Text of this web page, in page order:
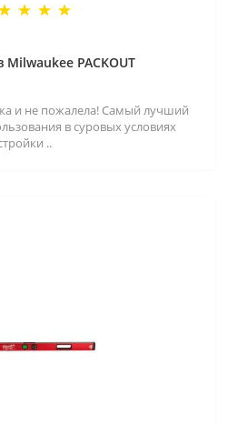
PACKOUT
и не пожалела! Самый лучший
в суровых условиях
..